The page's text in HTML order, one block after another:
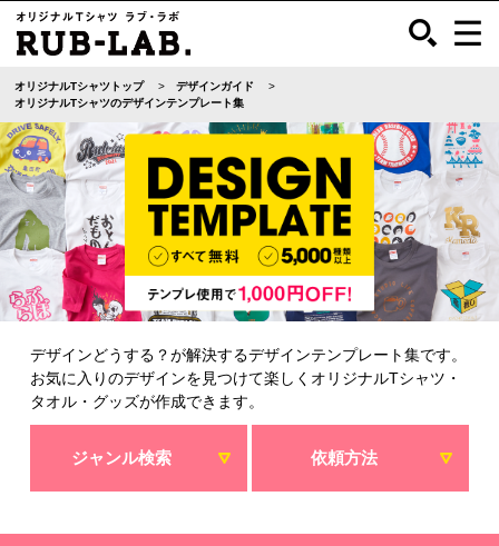
オリジナルTシャツトップ
デザインガイド
オリジナルTシャツのデザインテンプレート集
デザインどうする？が解決するデザインテンプレート集です。
お気に入りのデザインを見つけて楽しくオリジナルTシャツ・
タオル・グッズが作成できます。
ジャンル検索 依頼方法